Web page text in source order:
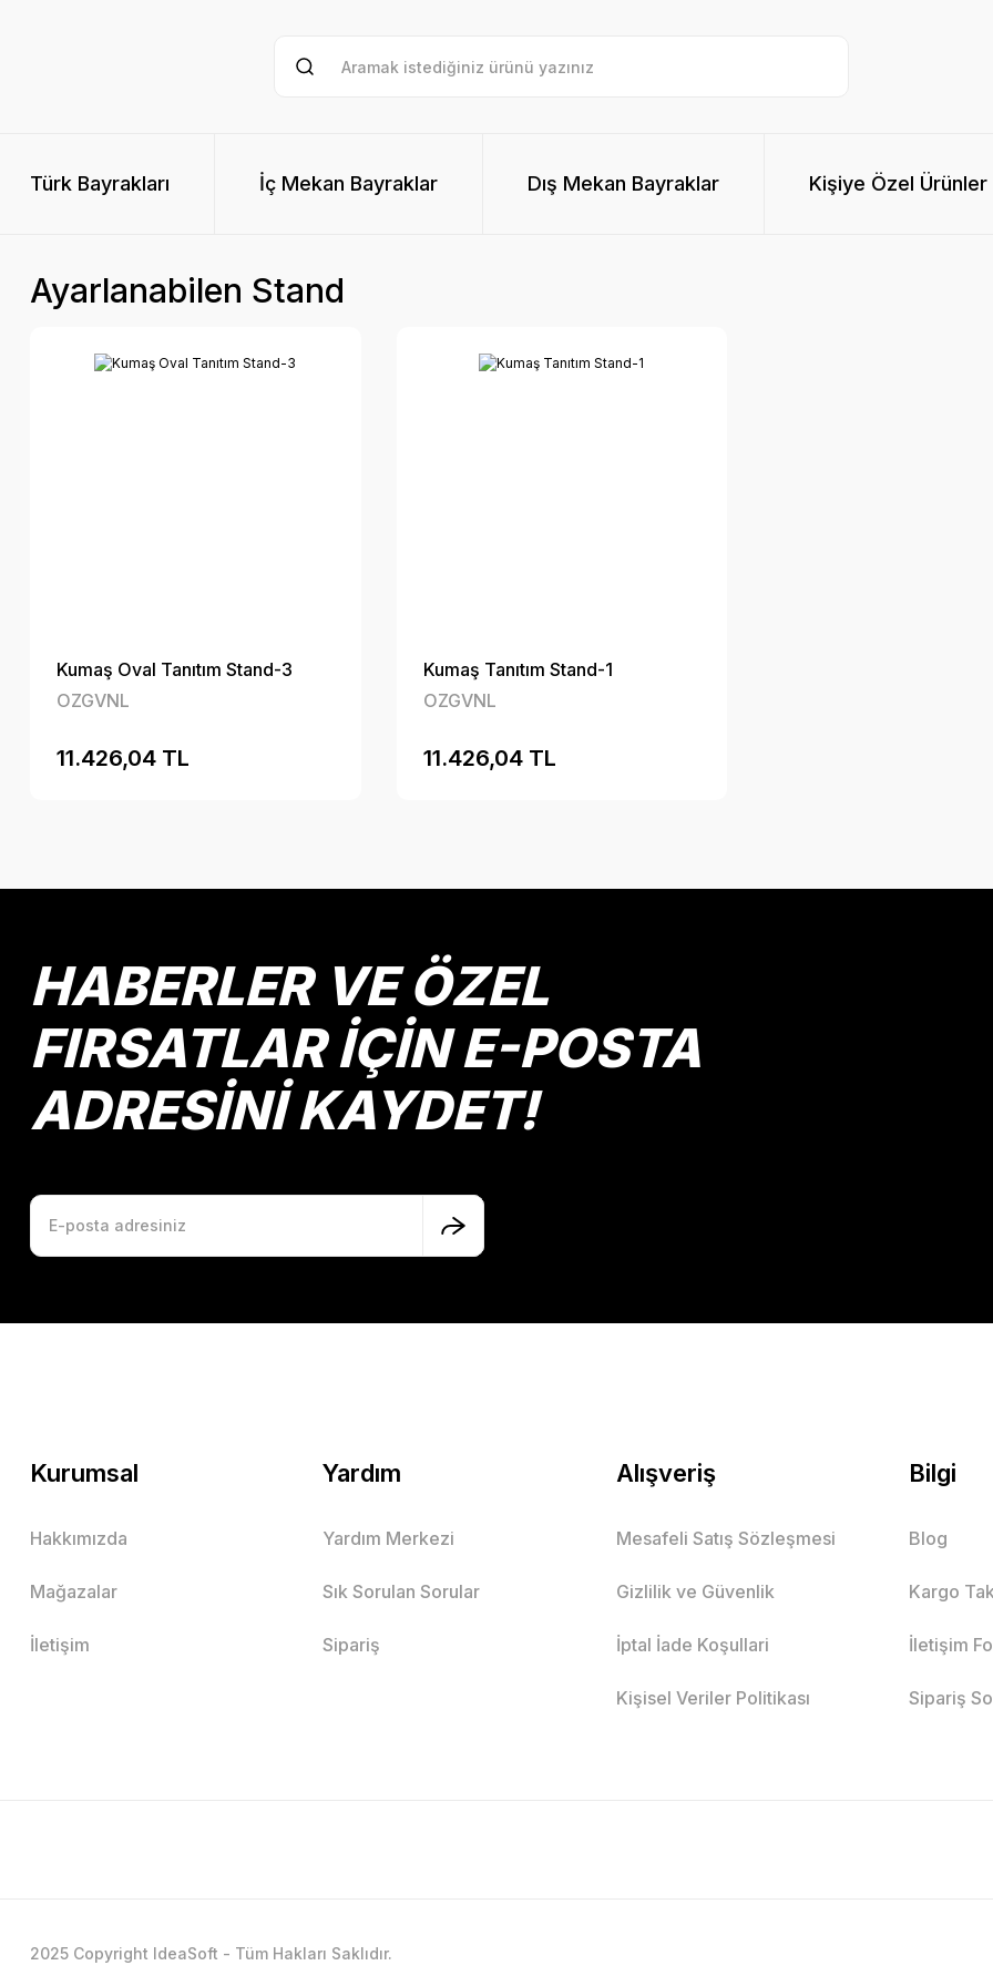
Türk Bayrakları İç Mekan Bayraklar Dış Mekan Bayraklar Kişiye Özel Ürünler
Ayarlanabilen Stand
Kumaş Oval Tanıtım Stand-3
OZGVNL
11.426,04 TL
Kumaş Tanıtım Stand-1
OZGVNL
11.426,04 TL
HABERLER VE ÖZEL
FIRSATLAR İÇİN E-POSTA
ADRESİNİ KAYDET!
Kurumsal
Hakkımızda
Mağazalar
İletişim
Yardım
Yardım Merkezi
Sık Sorulan Sorular
Sipariş
Alışveriş
Mesafeli Satış Sözleşmesi
Gizlilik ve Güvenlik
İptal İade Koşullari
Kişisel Veriler Politikası
Bilgi
Blog
Kargo
İletişim
Sipariş
2025 Copyright IdeaSoft - Tüm Hakları Saklıdır.